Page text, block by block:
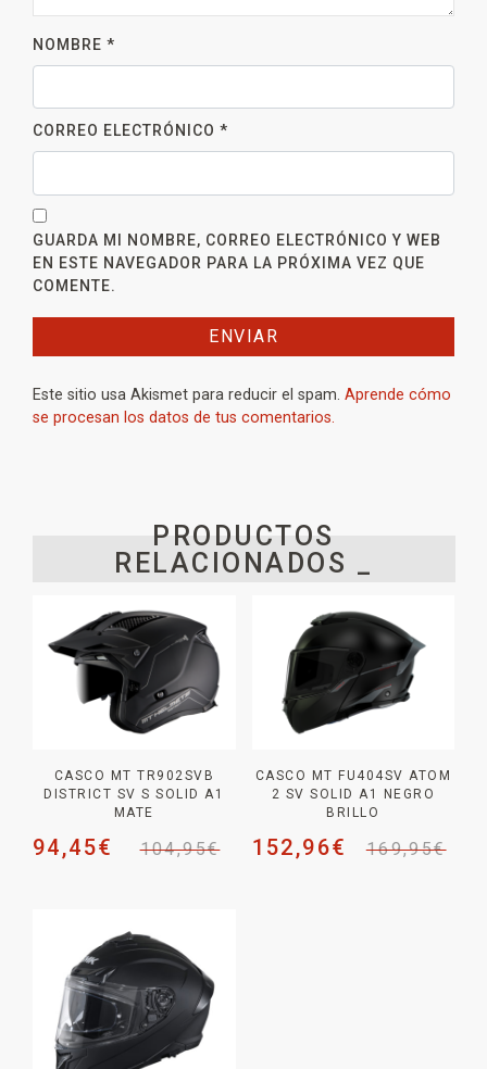
NOMBRE *
CORREO ELECTRÓNICO *
GUARDA MI NOMBRE, CORREO ELECTRÓNICO Y WEB
EN ESTE NAVEGADOR PARA LA PRÓXIMA VEZ QUE
COMENTE.
Este sitio usa Akismet para reducir el spam. Aprende cómo
se procesan los datos de tus comentarios.
PRODUCTOS
RELACIONADOS _
CASCO MT TR902SVB
DISTRICT SV S SOLID A1
MATE
104,95€
94,45€
CASCO MT FU404SV ATOM
2 SV SOLID A1 NEGRO
BRILLO
169,95€
152,96€